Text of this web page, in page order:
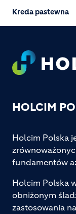
Kreda pastewna
Footer
HOLCIM
Holcim Polska
fundamentów
Holcim Polska
obniżonym
zastosowania